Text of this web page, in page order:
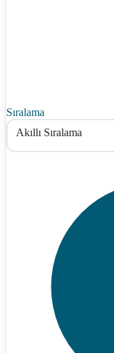
Sıralama
Akıllı Sıralama